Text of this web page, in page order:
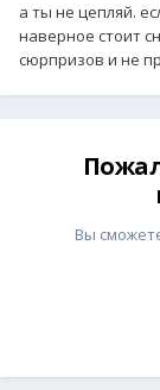
а ты не цепляй.
наверное стоит
сюрпризов и не
Вы